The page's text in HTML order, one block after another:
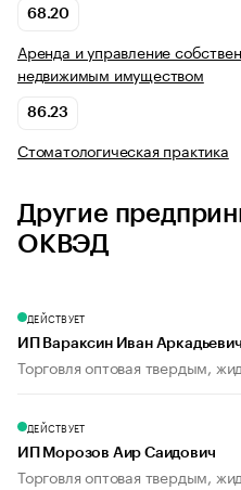
68.20
Аренда и управление
недвижимым имуществом
86.23
Стоматологическая практика
Другие
ОКВЭД
ДЕЙСТВУЕТ
ИП Вараксин Иван Аркадьевич
Торговля оптовая твердым,
ДЕЙСТВУЕТ
ИП Морозов Аир Саидович
Торговля оптовая твердым,